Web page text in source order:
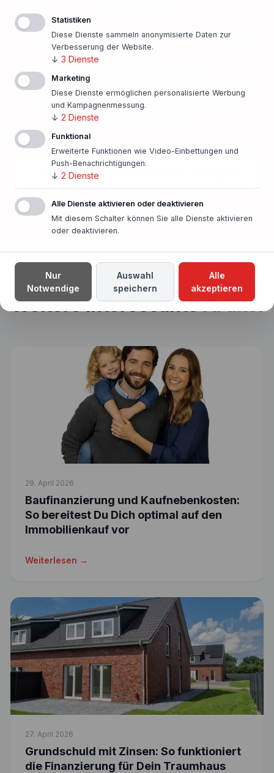
Finanzierungsangebot einholen!
500 Banken im Vergleich
Persönlicher Ansprechpartner vor Ort
Finanzierung unverbindlich anfragen
In nur einer Minute!
Weitere interessanteArtikel
29. April 2026
Baufinanzierung und Kaufnebenkosten:
So bereitest Du Dich optimal auf den
Immobilienkauf vor
Weiterlesen →
27. April 2026
Grundschuld mit Zinsen: So funktioniert
die Finanzierung für Dein Traumhaus
Statistiken
Diese Dienste sammeln anonymisierte Daten zur
Verbesserung der Website.
↓ 3 Dienste
Marketing
Diese Dienste ermöglichen personalisierte Werbung
und Kampagnenmessung.
↓ 2 Dienste
Funktional
Erweiterte Funktionen wie Video-Einbettungen und
Push-Benachrichtigungen.
↓ 2 Dienste
Alle Dienste aktivieren oder deaktivieren
Mit diesem Schalter können Sie alle Dienste aktivieren
oder deaktivieren.
Nur
Notwendige
Auswahl
speichern
Alle
akzeptieren